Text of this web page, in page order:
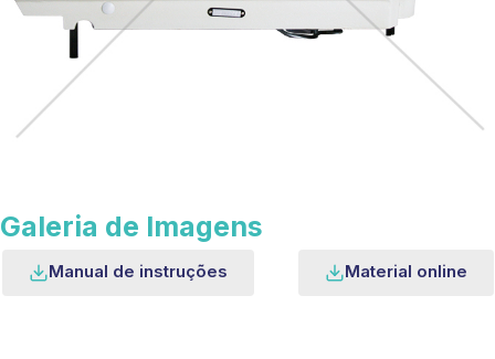
Galeria de Imagens
Manual de instruções Material online